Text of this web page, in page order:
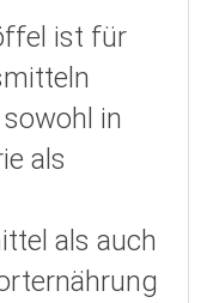
ist für
in
als
als auch